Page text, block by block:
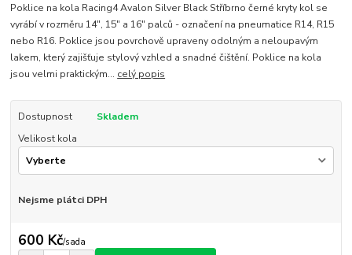
Poklice na kola Racing4 Avalon Silver Black Stříbrno černé kryty kol se
vyrábí v rozměru 14", 15" a 16" palců - označení na pneumatice R14, R15
nebo R16. Poklice jsou povrchově upraveny odolným a neloupavým
lakem, který zajišťuje stylový vzhled a snadné čištění. Poklice na kola
jsou velmi praktickým... celý popis
Dostupnost
Skladem
Velikost kola
Nejsme plátci DPH
600 Kč/sada